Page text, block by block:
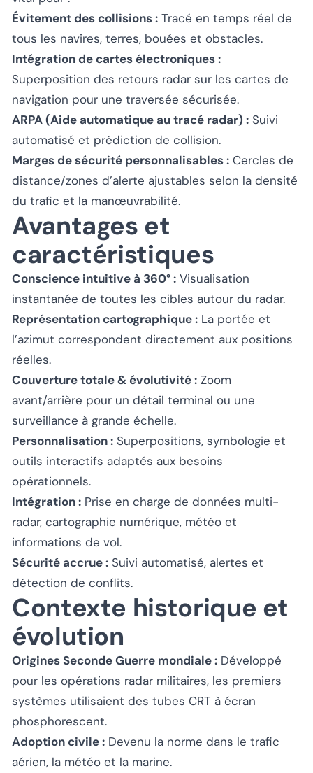
Évitement des collisions : Tracé en temps réel de
tous les navires, terres, bouées et obstacles.
Intégration de cartes électroniques :
Superposition des retours radar sur les cartes de
navigation pour une traversée sécurisée.
ARPA (Aide automatique au tracé radar) : Suivi
automatisé et prédiction de collision.
Marges de sécurité personnalisables : Cercles de
distance/zones d’alerte ajustables selon la densité
du trafic et la manœuvrabilité.
Avantages et
caractéristiques
Conscience intuitive à 360° : Visualisation
instantanée de toutes les cibles autour du radar.
Représentation cartographique : La portée et
l’azimut correspondent directement aux positions
réelles.
Couverture totale & évolutivité : Zoom
avant/arrière pour un détail terminal ou une
surveillance à grande échelle.
Personnalisation : Superpositions, symbologie et
outils interactifs adaptés aux besoins
opérationnels.
Intégration : Prise en charge de données multi-
radar, cartographie numérique, météo et
informations de vol.
Sécurité accrue : Suivi automatisé, alertes et
détection de conflits.
Contexte historique et
évolution
Origines Seconde Guerre mondiale : Développé
pour les opérations radar militaires, les premiers
systèmes utilisaient des tubes CRT à écran
phosphorescent.
Adoption civile : Devenu la norme dans le trafic
aérien, la météo et la marine.